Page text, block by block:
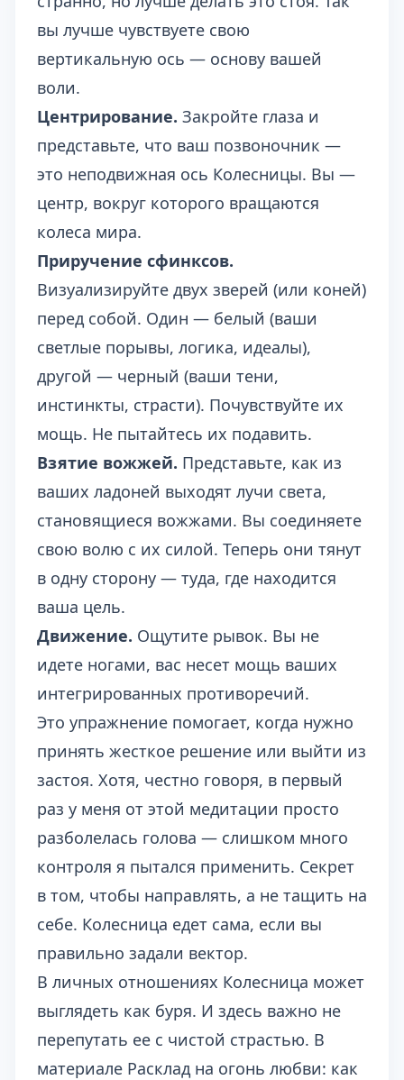
вы лучше чувствуете свою
вертикальную ось — основу вашей
воли.
Центрирование. Закройте глаза и
представьте, что ваш позвоночник —
это неподвижная ось Колесницы. Вы —
центр, вокруг которого вращаются
колеса мира.
Приручение сфинксов.
Визуализируйте двух зверей (или коней)
перед собой. Один — белый (ваши
светлые порывы, логика, идеалы),
другой — черный (ваши тени,
инстинкты, страсти). Почувствуйте их
мощь. Не пытайтесь их подавить.
Взятие вожжей. Представьте, как из
ваших ладоней выходят лучи света,
становящиеся вожжами. Вы соединяете
свою волю с их силой. Теперь они тянут
в одну сторону — туда, где находится
ваша цель.
Движение. Ощутите рывок. Вы не
идете ногами, вас несет мощь ваших
интегрированных противоречий.
Это упражнение помогает, когда нужно
принять жесткое решение или выйти из
застоя. Хотя, честно говоря, в первый
раз у меня от этой медитации просто
разболелась голова — слишком много
контроля я пытался применить. Секрет
в том, чтобы направлять, а не тащить на
себе. Колесница едет сама, если вы
правильно задали вектор.
В личных отношениях Колесница может
выглядеть как буря. И здесь важно не
перепутать ее с чистой страстью. В
материале Расклад на огонь любви: как